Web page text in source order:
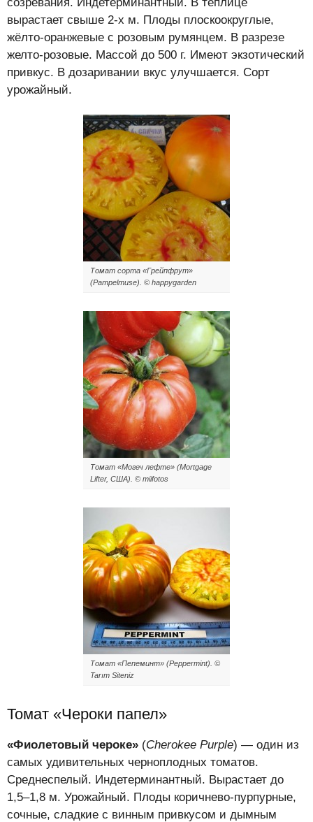
вырастает свыше 2-х м. Плоды плоскоокруглые,
жёлто-оранжевые с розовым румянцем. В разрезе
желто-розовые. Массой до 500 г. Имеют экзотический
привкус. В дозаривании вкус улучшается. Сорт
урожайный.
Томат сорта «Грейпфрут»
(Pampelmuse). © happygarden
Томат «Могеч лефте» (Mortgage
Lifter, США). © miifotos
Томат «Пепеминт» (Peppermint). ©
Tarım Siteniz
Томат «Чероки папел»
«Фиолетовый чероке» (Cherokee Purple) — один из
самых удивительных черноплодных томатов.
Среднеспелый. Индетерминантный. Вырастает до
1,5–1,8 м. Урожайный. Плоды коричнево-пурпурные,
сочные, сладкие с винным привкусом и дымным